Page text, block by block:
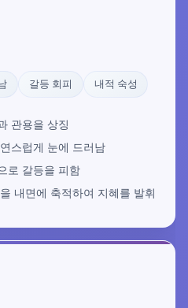
갈등 회피 내적 숙성
관용을 상징
스럽게 눈에 드러남
로 갈등을 피함
내면에 축적하여 지혜를 발휘